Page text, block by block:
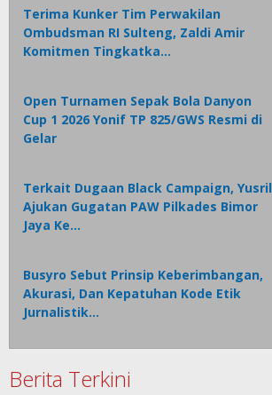
Terima Kunker Tim Perwakilan
Ombudsman RI Sulteng, Zaldi Amir
Komitmen Tingkatka…
Open Turnamen Sepak Bola Danyon
Cup 1 2026 Yonif TP 825/GWS Resmi di
Gelar
Terkait Dugaan Black Campaign, Yusril
Ajukan Gugatan PAW Pilkades Bimor
Jaya Ke…
Busyro Sebut Prinsip Keberimbangan,
Akurasi, Dan Kepatuhan Kode Etik
Jurnalistik…
Berita Terkini